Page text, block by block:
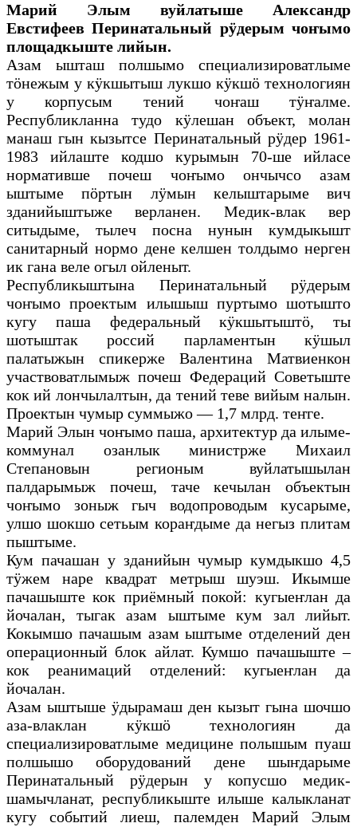
Марий Элым вуйлатыше Александр
Евстифеев Перинатальный рӱдерым чоҥымо
площадкыште лийын.
Азам ышташ полшымо специализироватлыме
тӧнежым у кӱкшытыш лукшо кӱкшӧ технологиян
у корпусым тений чоҥаш тӱҥалме.
Республикланна тудо кӱлешан объект, молан
манаш гын кызытсе Перинатальный рӱдер 1961-
1983 ийлаште кодшо курымын 70-ше ийласе
нормативше почеш чоҥымо ончычсо азам
ыштыме пӧртын лӱмын келыштарыме вич
зданийыштыже верланен. Медик-влак вер
ситыдыме, тылеч посна нунын кумдыкышт
санитарный нормо дене келшен толдымо нерген
ик гана веле огыл ойленыт.
Республикыштына Перинатальный рӱдерым
чоҥымо проектым илышыш пуртымо шотышто
кугу паша федеральный кӱкшытыштӧ, ты
шотыштак россий парламентын кӱшыл
палатыжын спикерже Валентина Матвиенкон
участвоватлымыж почеш Федераций Советыште
кок ий лончылалтын, да тений теве вийым налын.
Проектын чумыр суммыжо — 1,7 млрд. теҥге.
Марий Элын чоҥымо паша, архитектур да илыме-
коммунал озанлык министрже Михаил
Степановын регионым вуйлатышылан
палдарымыж почеш, таче кечылан объектын
чоҥымо зоныж гыч водопроводым кусарыме,
улшо шокшо сетьым кораҥдыме да негыз плитам
пыштыме.
Кум пачашан у зданийын чумыр кумдыкшо 4,5
тӱжем наре квадрат метрыш шуэш. Икымше
пачашыште кок приёмный покой: кугыеҥлан да
йочалан, тыгак азам ыштыме кум зал лийыт.
Кокымшо пачашым азам ыштыме отделений ден
операционный блок айлат. Кумшо пачашыште –
кок реанимаций отделений: кугыеҥлан да
йочалан.
Азам ыштыше ӱдырамаш ден кызыт гына шочшо
аза-влаклан кӱкшӧ технологиян да
специализироватлыме медицине полышым пуаш
полшышо оборудований дене шыҥдарыме
Перинатальный рӱдерын у копусшо медик-
шамычланат, республикыште илыше калыкланат
кугу событий лиеш, палемден Марий Элым